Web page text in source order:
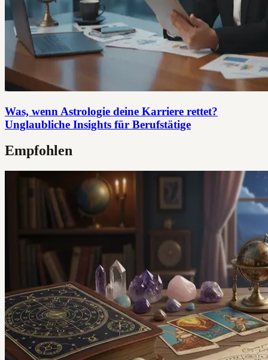
Was, wenn Astrologie deine Karriere rettet?
Unglaubliche Insights für Berufstätige
Empfohlen